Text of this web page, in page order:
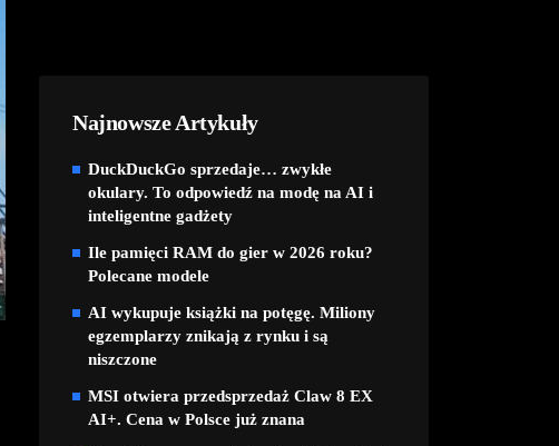
Najnowsze Artykuły
DuckDuckGo sprzedaje… zwykłe
okulary. To odpowiedź na modę na AI i
inteligentne gadżety
Ile pamięci RAM do gier w 2026 roku?
Polecane modele
AI wykupuje książki na potęgę. Miliony
egzemplarzy znikają z rynku i są
niszczone
MSI otwiera przedsprzedaż Claw 8 EX
AI+. Cena w Polsce już znana